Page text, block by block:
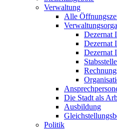
Verwaltung
Alle
Dezernat I
Dezernat
Dezernat
Die Stadt als
Ausbildung
Politik